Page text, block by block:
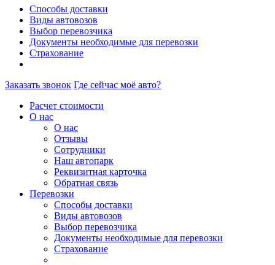
Способы доставки
Виды автовозов
Выбор перевозчика
Документы необходимые для перевозки
Страхование
Заказать звонок Где сейчас моё авто?
Расчет стоимости
О нас
О нас
Отзывы
Сотрудники
Наш автопарк
Реквизитная карточка
Обратная связь
Перевозки
Способы доставки
Виды автовозов
Выбор перевозчика
Документы необходимые для перевозки
Страхование